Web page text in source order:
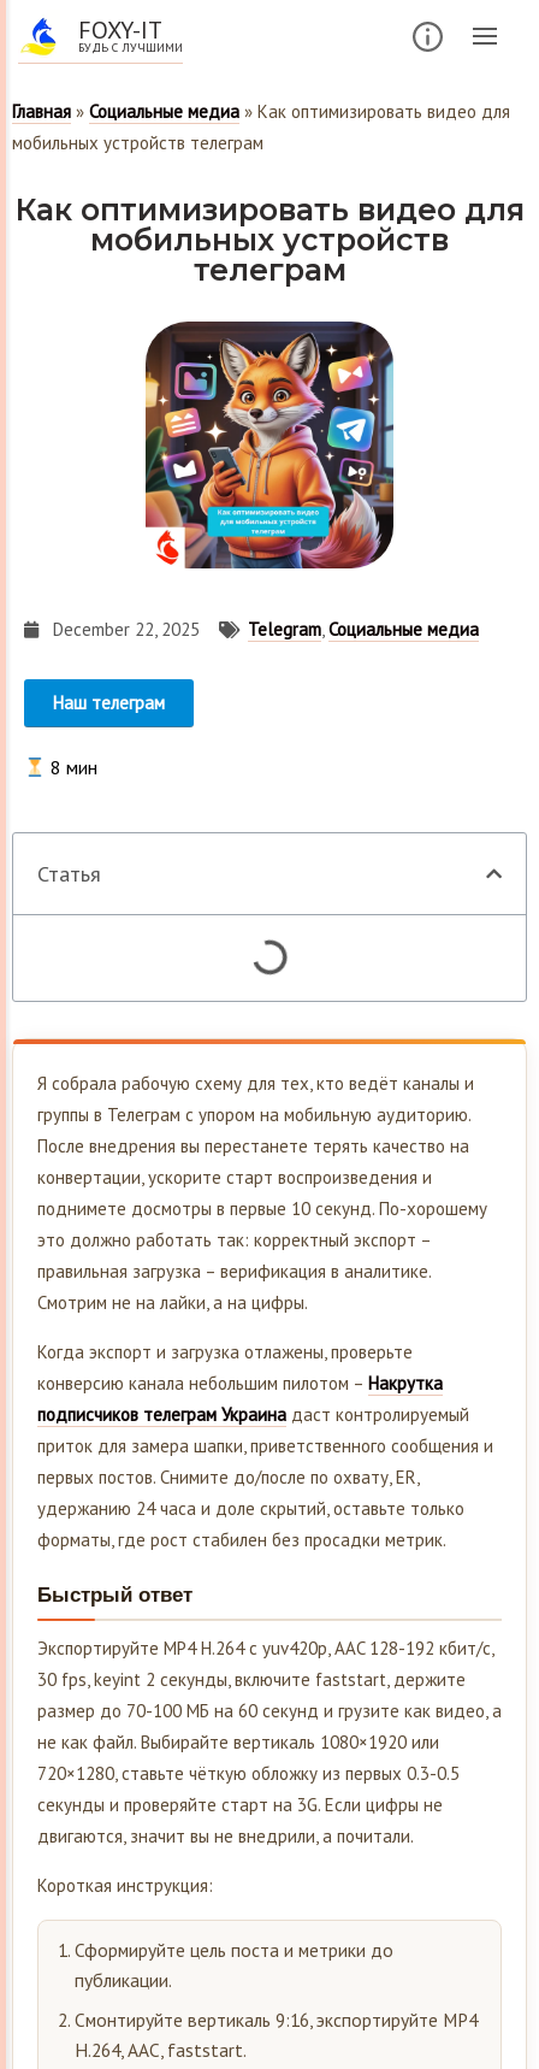
FOXY-IT
БУДЬ С ЛУЧШИМИ
Главная » Социальные медиа » Как оптимизировать видео для
мобильных устройств телеграм
Как оптимизировать видео для
мобильных устройств
телеграм
December 22, 2025 Telegram,Социальные медиа
Наш телеграм
8 мин
Статья
Я собрала рабочую схему для тех, кто ведёт каналы и
группы в Телеграм с упором на мобильную аудиторию.
После внедрения вы перестанете терять качество на
конвертации, ускорите старт воспроизведения и
поднимете досмотры в первые 10 секунд. По-хорошему
это должно работать так: корректный экспорт –
правильная загрузка – верификация в аналитике.
Смотрим не на лайки, а на цифры.
Когда экспорт и загрузка отлажены, проверьте
конверсию канала небольшим пилотом – Накрутка
подписчиков телеграм Украина даст контролируемый
приток для замера шапки, приветственного сообщения и
первых постов. Снимите до/после по охвату, ER,
удержанию 24 часа и доле скрытий, оставьте только
форматы, где рост стабилен без просадки метрик.
Быстрый ответ
Экспортируйте MP4 H.264 с yuv420p, AAC 128-192 кбит/с,
30 fps, keyint 2 секунды, включите faststart, держите
размер до 70-100 МБ на 60 секунд и грузите как видео, а
не как файл. Выбирайте вертикаль 1080×1920 или
720×1280, ставьте чёткую обложку из первых 0.3-0.5
секунды и проверяйте старт на 3G. Если цифры не
двигаются, значит вы не внедрили, а почитали.
Короткая инструкция:
Сформируйте цель поста и метрики до
публикации.
Смонтируйте вертикаль 9:16, экспортируйте MP4
H.264, AAC, faststart.